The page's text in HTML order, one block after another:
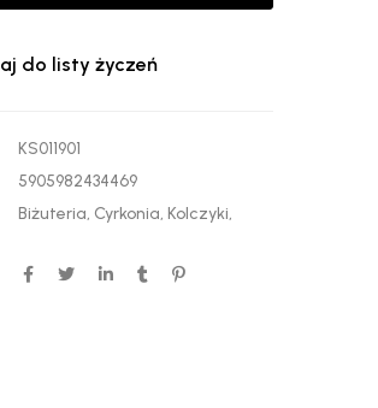
do listy życzeń
KS011901
5905982434469
Biżuteria, Cyrkonia, Kolczyki,